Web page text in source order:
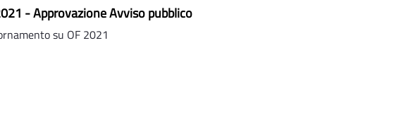
- Approvazione Avviso pubblico
su OF 2021